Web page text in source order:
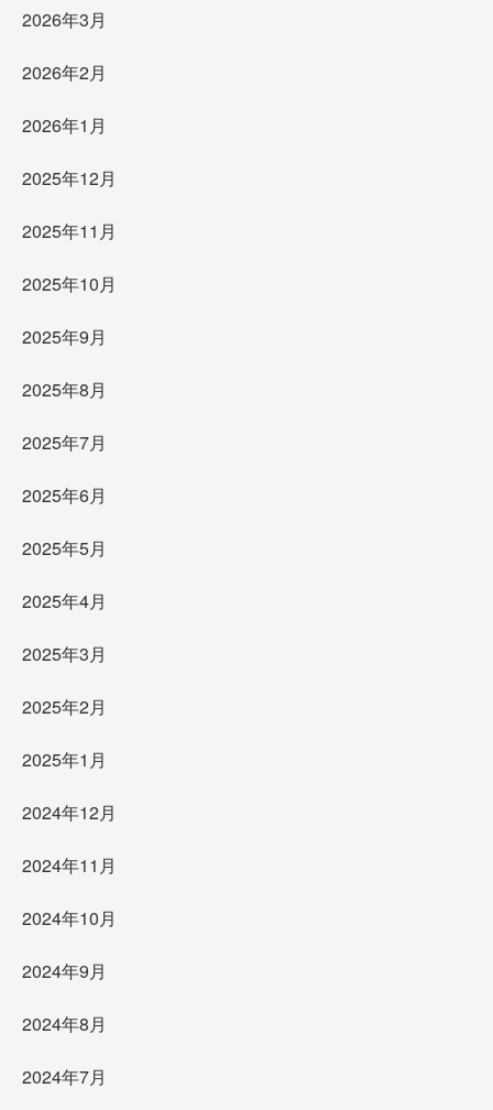
2026年3月
2026年2月
2026年1月
2025年12月
2025年11月
2025年10月
2025年9月
2025年8月
2025年7月
2025年6月
2025年5月
2025年4月
2025年3月
2025年2月
2025年1月
2024年12月
2024年11月
2024年10月
2024年9月
2024年8月
2024年7月